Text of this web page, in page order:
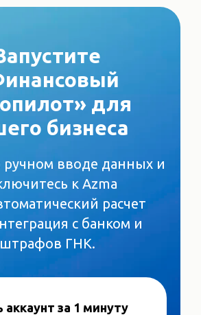
для
бизнеса
ручном вводе данных и
к Azma
расчет
с банком и
ГНК.
аккаунт за 1 минуту